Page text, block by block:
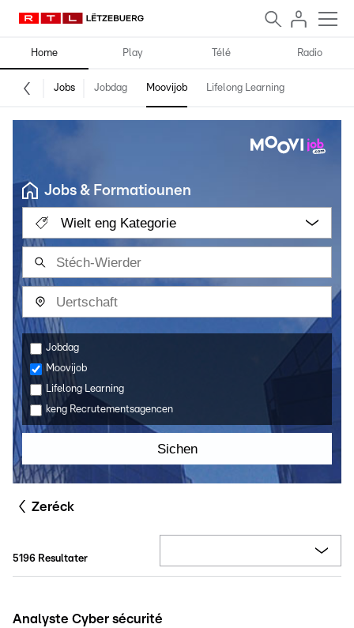
Home Play Télé Radio
Jobs Jobdag Moovijob Lifelong Learning
Jobs & Formatiounen
Wielt eng Kategorie
Jobdag
Moovijob
Lifelong Learning
keng Recrutementsagencen
Sichen
Zeréck
5196 Resultater
Analyste Cyber sécurité